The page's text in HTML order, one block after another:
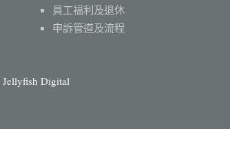
員工福利及退休
申訴管道及流程
Jellyfish Digital